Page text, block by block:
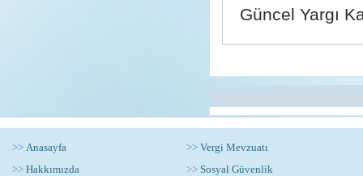
Güncel Yargı
>> Anasayfa
>> Hakkımızda
>> Vergi Mevzuatı
>> Sosyal Güvenlik